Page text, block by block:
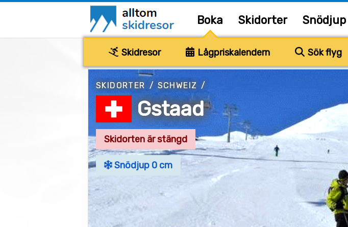
Boka Skidorter Snödjup
Skidresor Lågpriskalendern Sök flyg
SKIDORTER /SCHWEIZ /
Gstaad
Skidorten är stängd
Snödjup 0 cm